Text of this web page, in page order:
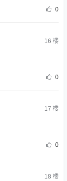
0
16 楼
0
17 楼
0
18 楼